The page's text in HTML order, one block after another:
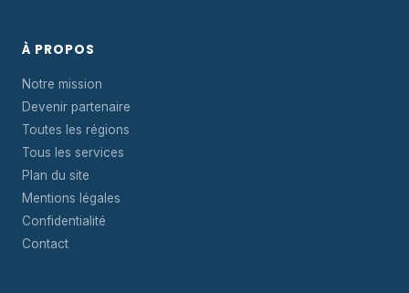
À PROPOS
Notre mission
Devenir partenaire
Toutes les régions
Tous les services
Plan du site
Mentions légales
Confidentialité
Contact